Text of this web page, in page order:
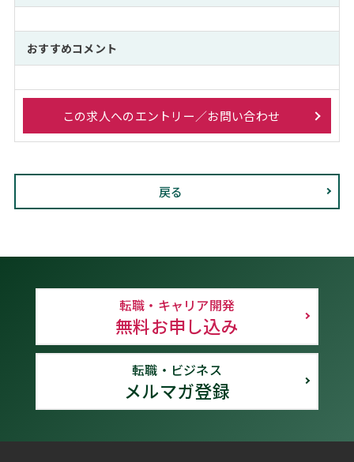
おすすめコメント
この求人へのエントリー／お問い合わせ
戻る
転職・キャリア開発
無料お申し込み
転職・ビジネス
メルマガ登録